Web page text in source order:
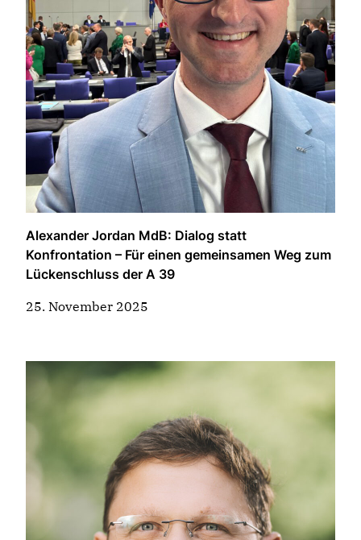
Alexander Jordan MdB: Dialog statt
Konfrontation – Für einen gemeinsamen Weg zum
Lückenschluss der A 39
25. November 2025